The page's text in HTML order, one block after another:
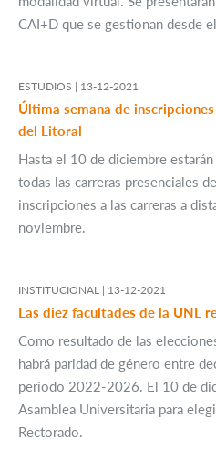
CAI+D que se gestionan desde
ESTUDIOS | 13-12-2021
Última semana de
del Litoral
Hasta el 10 de diciembre
todas las carreras presenciales
inscripciones a las carreras a
noviembre.
INSTITUCIONAL | 13-12-2021
Las diez facultades de la UNL
Como resultado de las
habrá paridad de género entre
período 2022-2026. El 10 de
Asamblea Universitaria para
Rectorado.